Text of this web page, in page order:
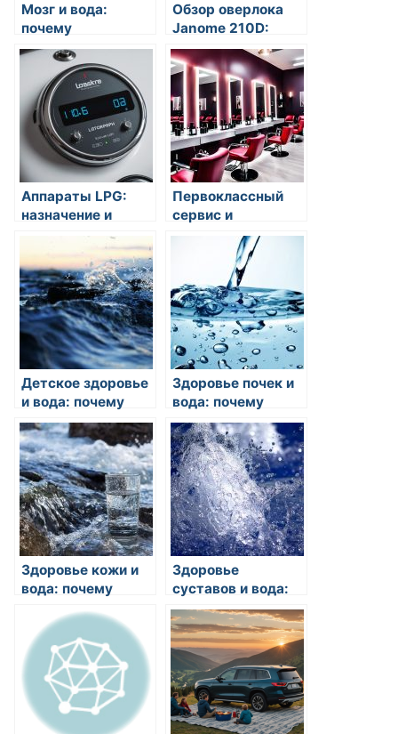
Мозг и вода:
почему
употребление
достаточного
количества воды
необходимо для
нормальной
работы мозга?
Обзор оверлока
Janome 210D:
надежный
помощник для
швейных
мастерских и
домашних хобби
Аппараты LPG:
назначение и
особенности
работы
оборудования
Первоклассный
сервис и
экспертный
окрашиванию и
уходу за волосами
на Новокузнецкой
Детское здоровье
и вода: почему
вода необходима
для роста и
развития детей?
Здоровье почек и
вода: почему
правильное
потребление воды
важно для
здоровья почек?
Здоровье кожи и
вода: почему
является
ключевым
аспектом ее
здоровья?
Здоровье
суставов и вода:
почему
увлажнение
суставов имеет
огромное значение
для здоровья
суставов?